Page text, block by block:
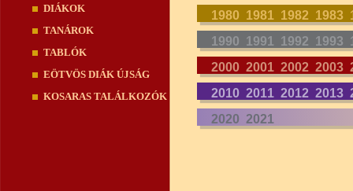
DIÁKOK
TANÁROK
TABLÓK
EÖTVÖS DIÁK ÚJSÁG
KOSARAS TALÁLKOZÓK
1980 1981 1982 1983
1990 1991 1992 1993
2000 2001 2002 2003
2010 2011 2012 2013
2020 2021